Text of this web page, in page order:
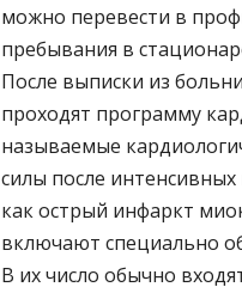
можно перевести в
пребывания в
После выписки из
проходят программу
называемые
силы после
как острый инфаркт
включают специально
В их число обычно